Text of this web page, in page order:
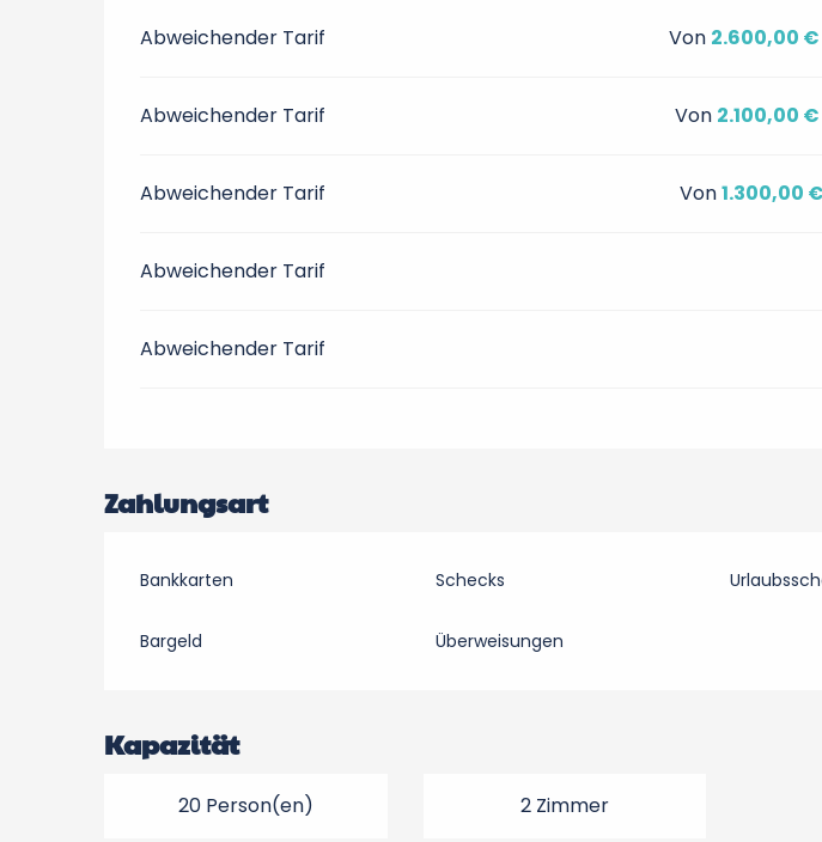
Abweichender Tarif Von 2.600,00 €
Abweichender Tarif Von 2.100,00 €
Abweichender Tarif Von1.300,00 €
Abweichender Tarif
Abweichender Tarif
Zahlungsart
Bankkarten Schecks
Bargeld Überweisungen
Kapazität
20 Person(en) 2 Zimmer